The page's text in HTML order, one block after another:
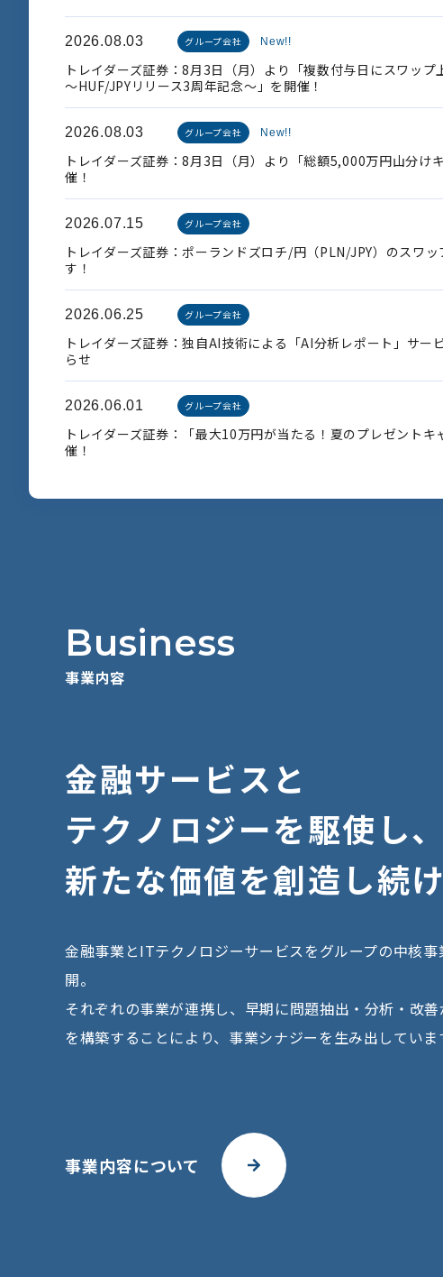
2026.08.03 グループ会社 New!!
トレイダーズ証券：8月3日（月）より「複数付与日にスワップ
～HUF/JPYリリース3周年記念～」を開催！
2026.08.03 グループ会社 New!!
トレイダーズ証券：8月3日（月）より「総額5,000万円山分け
催！
2026.07.15 グループ会社
トレイダーズ証券：ポーランドズロチ/円（PLN/JPY）のスワ
す！
2026.06.25 グループ会社
トレイダーズ証券：独自AI技術による「AI分析レポート」サー
らせ
2026.06.01 グループ会社
トレイダーズ証券：「最大10万円が当たる！夏のプレゼントキ
催！
Business
事業内容
金融サー ビス と
テクノ ロジーを駆使 し、
新たな価値を創造し続け
金融事業とITテクノロジーサービスをグループの中核事
開。
それぞれの事業が連携し、早期に問題抽出・分析・改
を構築することにより、事業シナジーを生み出していま
事業内容について